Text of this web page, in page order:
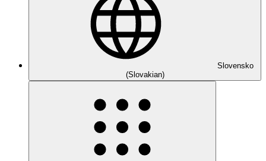
Slovensko
(Slovakian)